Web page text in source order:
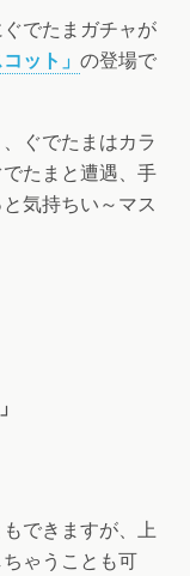
でたまガチャが
ット」 の登場で
、ぐでたまはカラ
たまと遭遇、手
気持ちい～マス
できますが、上
ゃうことも可